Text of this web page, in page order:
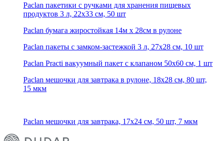
Paclan пакетики с ручками для хранения пищевых
продуктов 3 л, 22х33 см, 50 шт
Paclan бумага жиростойкая 14м х 28см в рулоне
Paclan пакеты с замком-застежкой 3 л, 27х28 см, 10 шт
Paclan Practi вакуумный пакет с клапаном 50х60 см, 1 шт
Paclan мешочки для завтрака в рулоне, 18х28 см, 80 шт,
15 мкм
Paclan мешочки для завтрака, 17х24 см, 50 шт, 7 мкм